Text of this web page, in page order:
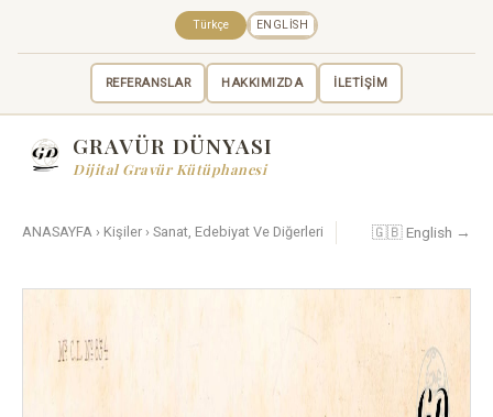
REFERANSLAR HAKKIMIZDA İLETİŞİM
Türkçe ENGLISH
GRAVÜR DÜNYASI
Dijital Gravür Kütüphanesi
ANASAYFA › Kişiler › Sanat, Edebiyat Ve Diğerleri 🇬🇧 English →